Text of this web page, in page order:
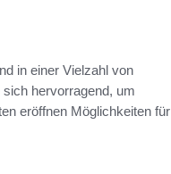
in einer Vielzahl von
hervorragend, um
eröffnen Möglichkeiten für